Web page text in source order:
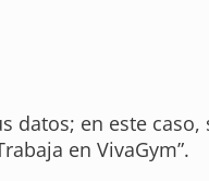
datos; en este
en VivaGym”.